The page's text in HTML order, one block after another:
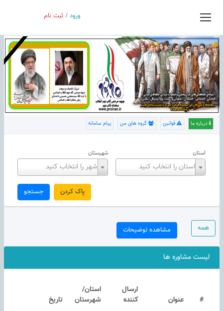
ورود / ثبت نام
درباره ما قوانین گروه های من پیام سامانه
استان
استان را انتخاب کنید
شهرستان
شهر را انتخاب کنید
جستجو پاک کردن
همه مشاهده توضیحات
لیست مشاوره ها
# عنوان
ارسال
کننده
استان/
شهرستان
تاریخ